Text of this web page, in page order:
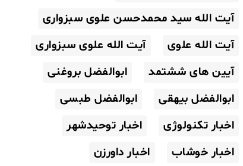
آیت الله سید محمدحسن علوی سبزواری
آیت الله علوی
آیت الله علوی سبزواری
آیین های ششتمد
ابوالفضل بروغنی
ابوالفضل بیهقی
ابوالفضل طبسی
اخبار تکنولوژی
اخبار توحیدشهر
اخبار خوشاب
اخبار داورزن